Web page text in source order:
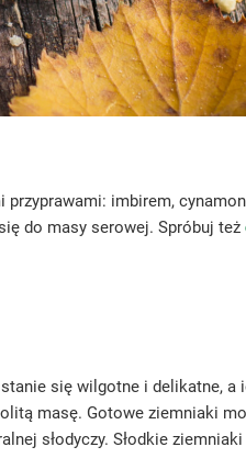
imbirem,
do masy serowej. Spróbuj też
się wilgotne i delikatne, a
masę. Gotowe ziemniaki
słodyczy. Słodkie